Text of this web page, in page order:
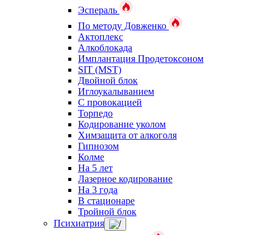
Эспераль
По методу Довженко
Актоплекс
Алкоблокада
Имплантация Продетоксоном
SIT (MST)
Двойной блок
Иглоукалыванием
С провокацией
Торпедо
Кодирование уколом
Химзащита от алкоголя
Гипнозом
Колме
На 5 лет
Лазерное кодирование
На 3 года
В стационаре
Тройной блок
Психиатрия